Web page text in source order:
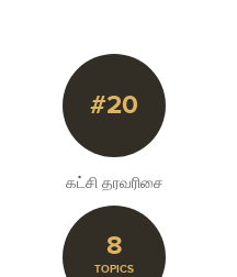
#20
கட்சி தரவரிசை
8
TOPICS